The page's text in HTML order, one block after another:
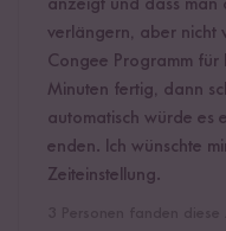
anzeigt und dass man
verlängern, aber nicht
Congee Programm
Minuten fertig, dann
automatisch würde es
enden. Ich wünschte
Zeiteinstellung.